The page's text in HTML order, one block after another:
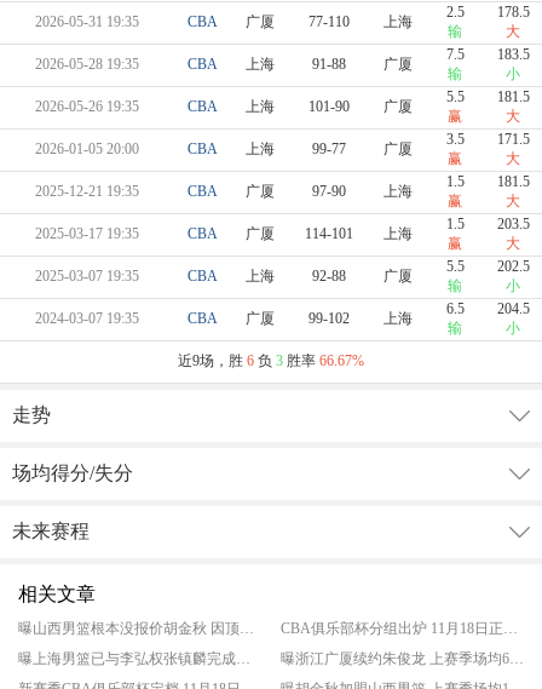
2026-05-31 19:35
CBA 广厦 77-110 上海
2.5
输
178.5
大
2026-05-28 19:35
CBA 上海 91-88 广厦
7.5
输
183.5
小
2026-05-26 19:35
CBA 上海 101-90 广厦
5.5
赢
181.5
大
2026-01-05 20:00
CBA 上海 99-77 广厦
3.5
赢
171.5
大
2025-12-21 19:35
CBA 广厦 97-90 上海
1.5
赢
181.5
大
2025-03-17 19:35
CBA 广厦 114-101 上海
1.5
赢
203.5
大
2025-03-07 19:35
CBA 上海 92-88 广厦
5.5
输
202.5
小
2024-03-07 19:35
CBA 广厦 99-102 上海
6.5
输
204.5
小
近9场，胜 6 负 3 胜率 66.67%
走势
场均得分/失分
未来赛程
相关文章
曝浙江广厦续约朱俊龙 上赛季场均6.7分4.3板